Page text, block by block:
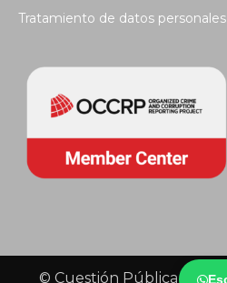
Tratamiento de datos personales
© Cuestión Pública 2018